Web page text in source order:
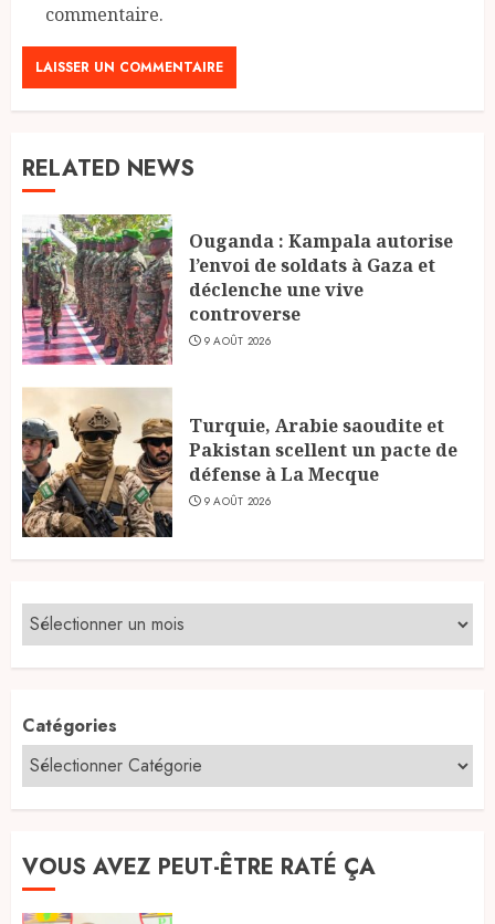
commentaire.
RELATED NEWS
Ouganda : Kampala autorise
l’envoi de soldats à Gaza et
déclenche une vive
controverse
9 AOÛT 2026
Turquie, Arabie saoudite et
Pakistan scellent un pacte de
défense à La Mecque
9 AOÛT 2026
Catégories
VOUS AVEZ PEUT-ÊTRE RATÉ ÇA